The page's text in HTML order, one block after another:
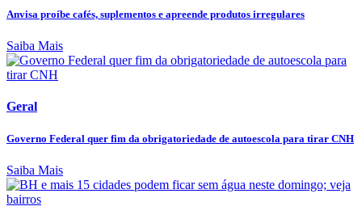
Anvisa proíbe cafés, suplementos e apreende produtos irregulares
Saiba Mais
Geral
Governo Federal quer fim da obrigatoriedade de autoescola para tirar CNH
Saiba Mais